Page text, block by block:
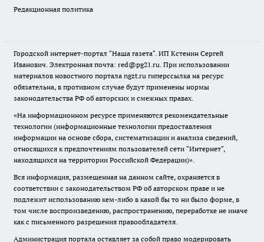
Редакционная политика
Городской интернет-портал "Наша газета". ИП Кстенин Сергей
Иванович. Электронная почта: red@pg21.ru. При использовании
материалов новостного портала ngzt.ru гиперссылка на ресурс
обязательна, в противном случае будут применены нормы
законодательства РФ об авторских и смежных правах.
«На информационном ресурсе применяются рекомендательные
технологии (информационные технологии предоставления
информации на основе сбора, систематизации и анализа сведений,
относящихся к предпочтениям пользователей сети "Интернет",
находящихся на территории Российской Федерации)».
Вся информация, размещенная на данном сайте, охраняется в
соответствии с законодательством РФ об авторском праве и не
подлежит использованию кем-либо в какой бы то ни было форме, в
том числе воспроизведению, распространению, переработке не иначе
как с письменного разрешения правообладателя.
Администрация портала оставляет за собой право модерировать